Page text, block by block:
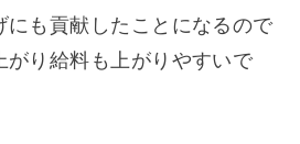
にも貢献したことになるので
がり給料も上がりやすいで